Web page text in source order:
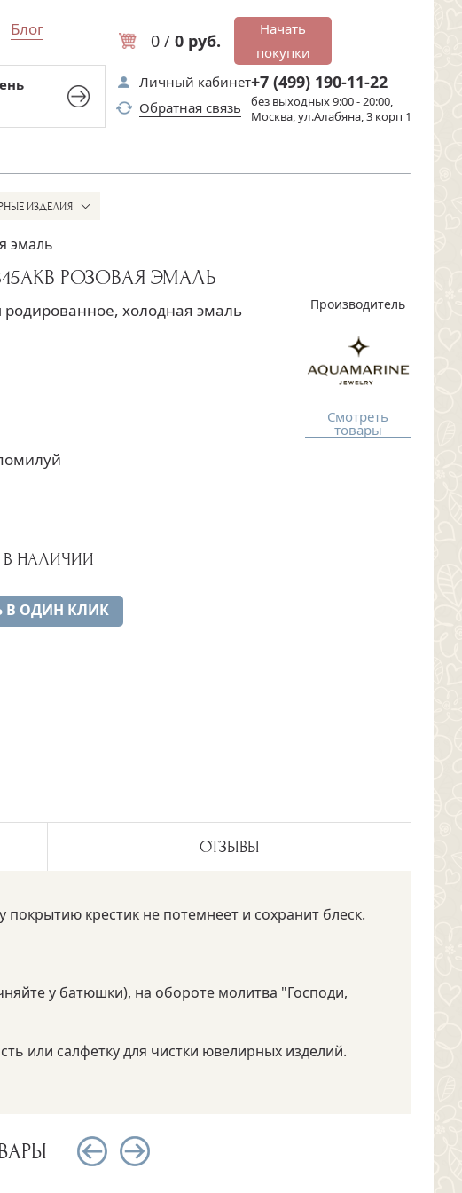
Блог
0 / 0 руб.
Начать
покупки
Личный кабинет
Обратная связь
+7 (499) 190-11-22
без выходных 9:00 - 20:00,
Москва, ул.Алабяна, 3 корп 1
ИЗДЕЛИЯ
эмаль
РОЗОВАЯ ЭМАЛЬ
родированное, холодная эмаль
Производитель
Смотреть
товары
В НАЛИЧИИ
В ОДИН КЛИК
ОТЗЫВЫ
крестик не потемнеет и сохранит блеск.
у батюшки), на обороте молитва "Господи,
или салфетку для чистки ювелирных изделий.